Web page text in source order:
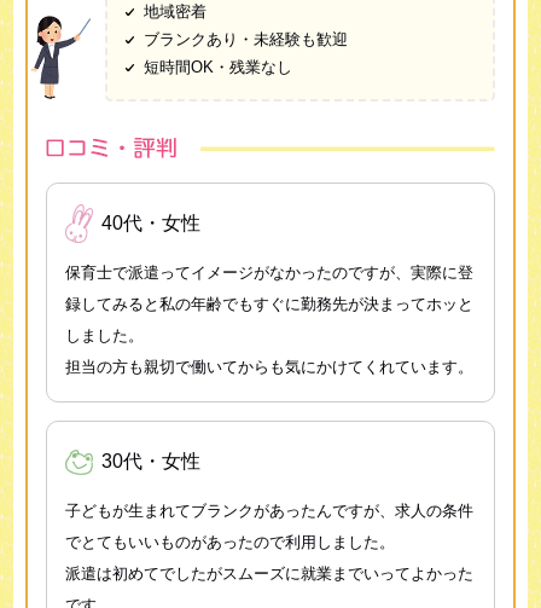
地域密着
ブランクあり・未経験も歓迎
短時間OK・残業なし
40代・女性
保育士で派遣ってイメージがなかったのですが、実際に登
録してみると私の年齢でもすぐに勤務先が決まってホッと
しました。
担当の方も親切で働いてからも気にかけてくれています。
30代・女性
子どもが生まれてブランクがあったんですが、求人の条件
でとてもいいものがあったので利用しました。
派遣は初めてでしたがスムーズに就業までいってよかった